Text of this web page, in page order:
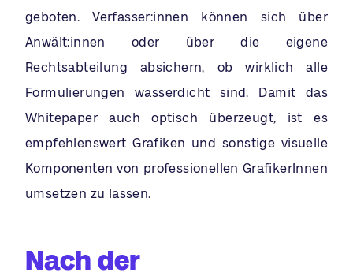
geboten. Verfasser:innen können sich über
Anwält:innen oder über die eigene
Rechtsabteilung absichern, ob wirklich alle
Formulierungen wasserdicht sind. Damit das
Whitepaper auch optisch überzeugt, ist es
empfehlenswert Grafiken und sonstige visuelle
Komponenten von professionellen GrafikerInnen
umsetzen zu lassen.
Nach der